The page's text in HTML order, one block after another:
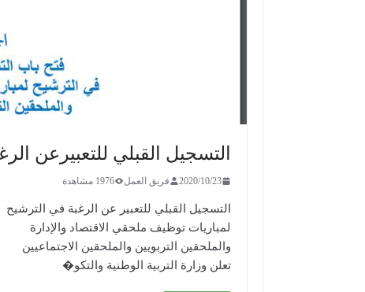
التسجيل القبلي للتعبيرعن
2020/10/23 فريق العمل 1976 مشاهدة
التسجيل القبلي للتعبير عن الرغبة في الترشيح
لمباريات توظيف ملحقي الاقتصاد والإدارة
والملحقين التربويين والملحقين الاجتماعيين
تعلن وزارة التربية الوطنية والتكو�